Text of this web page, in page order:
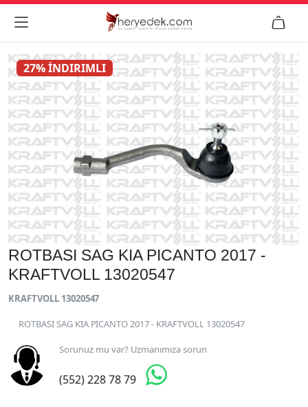
 
27% İNDIRIMLI
ROTBASI SAG KIA PICANTO 2017 -
KRAFTVOLL 13020547
KRAFTVOLL 13020547
ROTBASI SAG KIA PICANTO 2017 - KRAFTVOLL 13020547
Sorunuz mu var? Uzmanımıza sorun
(552) 228 78 79 